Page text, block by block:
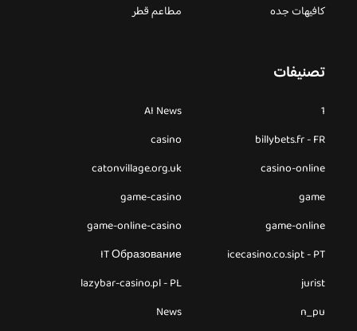
كافيهات جده
مطاعم قطر
تصنيفات
1
AI News
billybets.fr - FR
casino
casino-online
catonvillage.org.uk
game
game-casino
game-online
game-online-casino
icecasino.co.sipt - PT
IT Образование
jurist
lazybar-casino.pl - PL
n_pu
News